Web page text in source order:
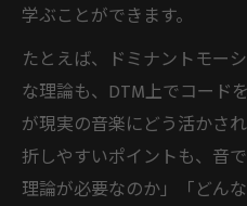
学ぶことができます。
たとえば、ドミナントモー
な理論も、DTM上でコード
が現実の音楽にどう活かさ
折しやすいポイントも、音
理論が必要なのか」「どん